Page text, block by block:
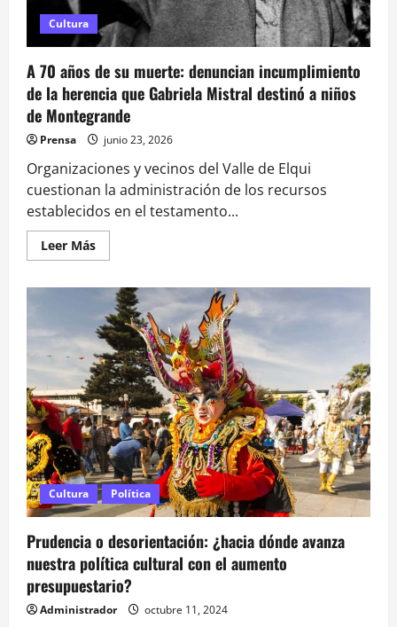
Cultura
A 70 años de su muerte: denuncian incumplimiento
de la herencia que Gabriela Mistral destinó a niños
de Montegrande
Prensa junio 23, 2026
Organizaciones y vecinos del Valle de Elqui
cuestionan la administración de los recursos
establecidos en el testamento...
Leer MásLeer
más
años
de
su
muerte:
denuncian
incumplimiento
de
la
herencia
que
Gabriela
Mistral
destinó
a
niños
de
Montegrande
Cultura Política
Prudencia o desorientación: ¿hacia dónde avanza
nuestra política cultural con el aumento
presupuestario?
Administrador octubre 11, 2024